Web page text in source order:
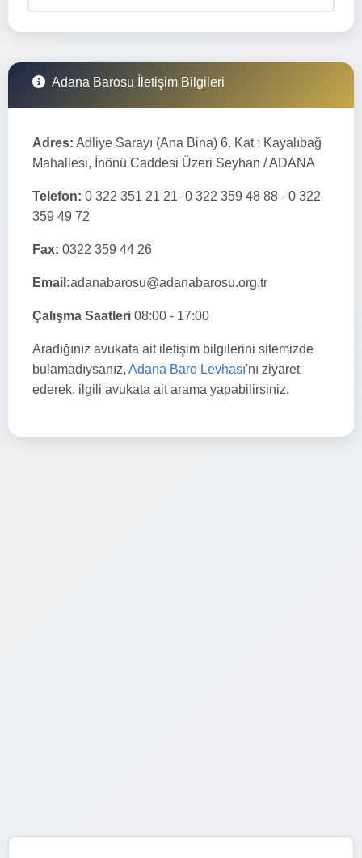
Adana Barosu İletişim Bilgileri
Adres: Adliye Sarayı (Ana Bina) 6. Kat : Kayalıbağ
Mahallesi, İnönü Caddesi Üzeri Seyhan / ADANA
Telefon: 0 322 351 21 21- 0 322 359 48 88 - 0 322
359 49 72
Fax: 0322 359 44 26
Email:adanabarosu@adanabarosu.org.tr
Çalışma Saatleri 08:00 - 17:00
Aradığınız avukata ait iletişim bilgilerini sitemizde
bulamadıysanız, Adana Baro Levhası'nı ziyaret
ederek, ilgili avukata ait arama yapabilirsiniz.